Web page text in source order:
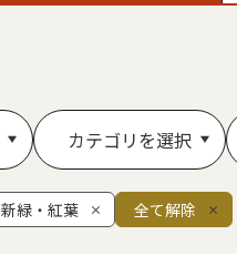
カテゴリを選択
新緑・紅葉 全て解除